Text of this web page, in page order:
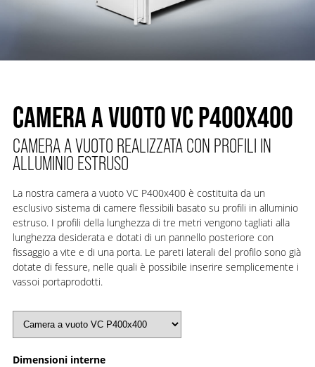
CAMERA A VUOTO VC P400X400
CAMERA A VUOTO REALIZZATA CON PROFILI IN
ALLUMINIO ESTRUSO
La nostra camera a vuoto VC P400x400 è costituita da un
esclusivo sistema di camere flessibili basato su profili in alluminio
estruso. I profili della lunghezza di tre metri vengono tagliati alla
lunghezza desiderata e dotati di un pannello posteriore con
fissaggio a vite e di una porta. Le pareti laterali del profilo sono già
dotate di fessure, nelle quali è possibile inserire semplicemente i
vassoi portaprodotti.
Dimensioni interne